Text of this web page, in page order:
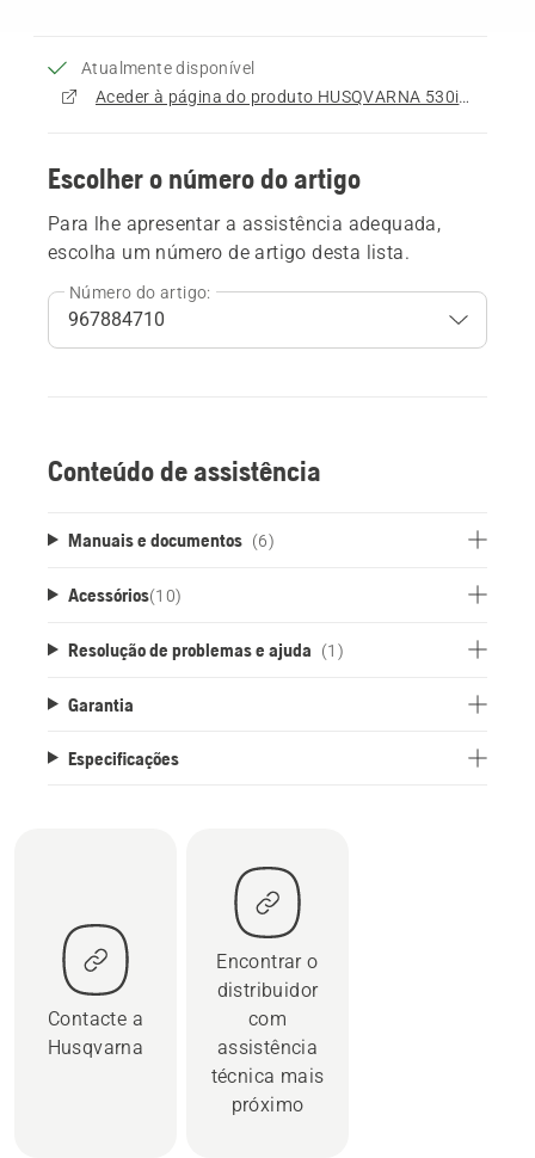
Atualmente disponível
Aceder à página do produto HUSQVARNA 530iP4
Escolher o número do artigo
Para lhe apresentar a assistência adequada,
escolha um número de artigo desta lista.
Número do artigo:
Conteúdo de assistência
Manuais e documentos (6)
Acessórios(10)
Resolução de problemas e ajuda (1)
Garantia
Especificações
Contacte a
Husqvarna
Encontrar o
distribuidor
com
assistência
técnica mais
próximo